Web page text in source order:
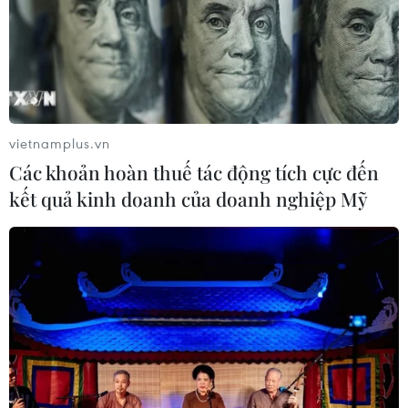
05/08/2026 15:30
Ngành Hải quan đẩy mạnh cải cách
thể chế và hiện đại hóa công tác
quản lý
05/08/2026 12:35
Ngân hàng trước làn sóng AI: Dữ liệu
là đòn bẩy, quản trị là chìa khóa
05/08/2026 09:25
Standard Chartered huy động thành
công khoản vay xã hội 721 triệu USD
cho HDBank
vietnamplus.vn
Các khoản hoàn thuế tác động tích cực đến
kết quả kinh doanh của doanh nghiệp Mỹ